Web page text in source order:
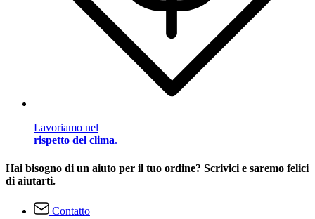
Lavoriamo nel
rispetto del clima.
Hai bisogno di un aiuto per il tuo ordine? Scrivici e saremo felici
di aiutarti.
Contatto